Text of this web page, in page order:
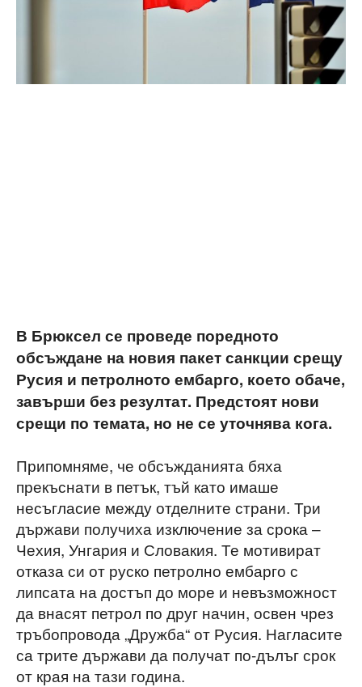
В Брюксел се проведе поредното
обсъждане на новия пакет санкции срещу
Русия и петролното ембарго, което обаче,
завърши без резултат. Предстоят нови
срещи по темата, но не се уточнява кога.
Припомняме, че обсъжданията бяха
прекъснати в петък, тъй като имаше
несъгласие между отделните страни. Три
държави получиха изключение за срока –
Чехия, Унгария и Словакия. Те мотивират
отказа си от руско петролно ембарго с
липсата на достъп до море и невъзможност
да внасят петрол по друг начин, освен чрез
тръбопровода „Дружба“ от Русия. Нагласите
са трите държави да получат по-дълъг срок
от края на тази година.